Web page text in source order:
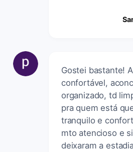
Gostei bastante!
confortável,
organizado, td
pra quem está
tranquilo e
mto atencioso e
deixaram a